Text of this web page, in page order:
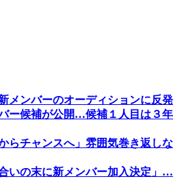
メンバーのオーディションに反発
ー候補が公開…候補１人目は３年
らチャンスへ」雰囲気巻き返しな
いの末に新メンバー加入決定」…